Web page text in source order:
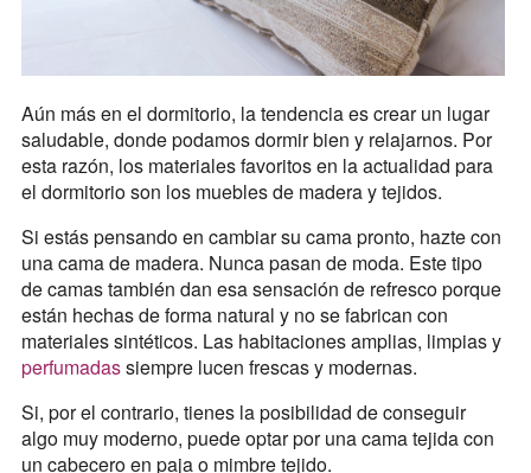
Aún más en el dormitorio, la tendencia es crear un lugar
saludable, donde podamos dormir bien y relajarnos. Por
esta razón, los materiales favoritos en la actualidad para
el dormitorio son los muebles de madera y tejidos.
Si estás pensando en cambiar su cama pronto, hazte con
una cama de madera. Nunca pasan de moda. Este tipo
de camas también dan esa sensación de refresco porque
están hechas de forma natural y no se fabrican con
materiales sintéticos. Las habitaciones amplias, limpias y
perfumadassiempre lucen frescas y modernas.
Si, por el contrario, tienes la posibilidad de conseguir
algo muy moderno, puede optar por una cama tejida con
un cabecero en paja o mimbre tejido.